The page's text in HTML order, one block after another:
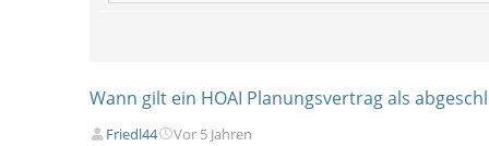
Wann gilt ein HOAI Planungsvertrag als
Friedl44 Vor 5 Jahren